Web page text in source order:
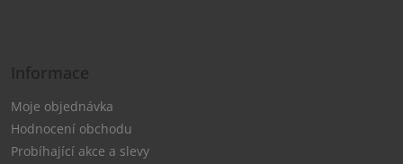
Informace
Moje objednávka
Hodnocení obchodu
Probíhající akce a slevy